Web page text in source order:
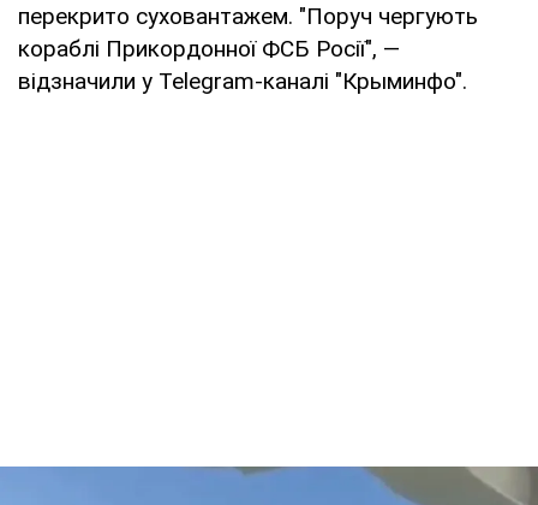
перекрито суховантажем. "Поруч чергують
кораблі Прикордонної ФСБ Росії", —
відзначили у Telegram-каналі "Крыминфо".